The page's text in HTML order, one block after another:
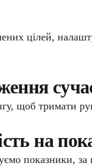
цілей,
щоб тримати
на
показники,